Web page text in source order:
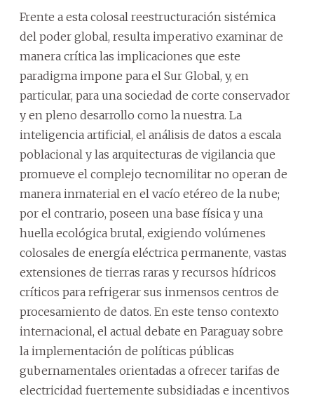
Frente a esta colosal reestructuración sistémica
del poder global, resulta imperativo examinar de
manera crítica las implicaciones que este
paradigma impone para el Sur Global, y, en
particular, para una sociedad de corte conservador
y en pleno desarrollo como la nuestra. La
inteligencia artificial, el análisis de datos a escala
poblacional y las arquitecturas de vigilancia que
promueve el complejo tecnomilitar no operan de
manera inmaterial en el vacío etéreo de la nube;
por el contrario, poseen una base física y una
huella ecológica brutal, exigiendo volúmenes
colosales de energía eléctrica permanente, vastas
extensiones de tierras raras y recursos hídricos
críticos para refrigerar sus inmensos centros de
procesamiento de datos. En este tenso contexto
internacional, el actual debate en Paraguay sobre
la implementación de políticas públicas
gubernamentales orientadas a ofrecer tarifas de
electricidad fuertemente subsidiadas e incentivos